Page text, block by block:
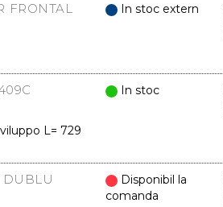
FRONTAL
In stoc extern
L= 729
In stoc
DUBLU
Disponibil la
comanda